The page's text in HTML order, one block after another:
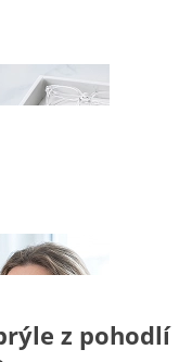
z pohodlí